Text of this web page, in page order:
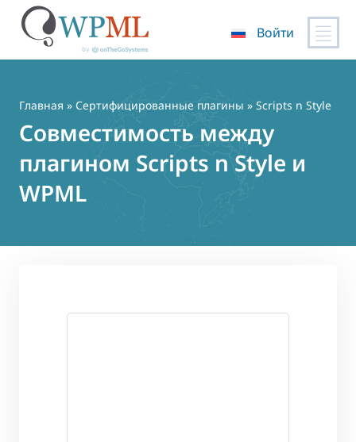
содержимому
Войти
Главная » Сертифицированные плагины » Scripts n Style
Совместимость между
плагином Scripts n Style и
WPML